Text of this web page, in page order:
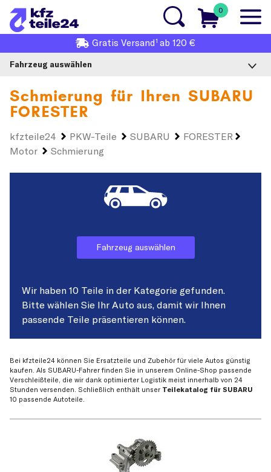
0
Gratis Versand1 ab 120 €
Fahrzeug auswählen
Schmierung für Ihren SUBARU
FORESTER
kfzteile24 PKW-Teile SUBARU
FORESTER
Motor
Schmierung
Fahrzeug auswählen
Wir haben 10 Teile in der Kategorie gefunden.
Bitte wählen Sie Ihr Auto aus, damit wir Ihnen
passende Teile präsentieren können.
Bei kfzteile24 können Sie Ersatzteile und Zubehör für viele Autos günstig
kaufen. Als SUBARU-Fahrer finden Sie in unserem Online-Shop passende
Verschleißteile, die wir dank optimierter Logistik meist innerhalb von 24
Stunden versenden. Schließlich enthält unser Teilekatalog für SUBARU
10 passende Autoteile.